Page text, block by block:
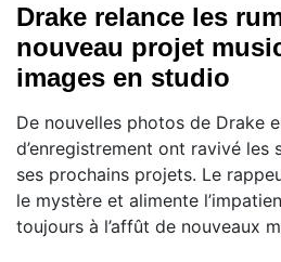
Drake relance les
nouveau projet
images en studio
De nouvelles photos de Drake
d’enregistrement ont ravivé les
ses prochains projets. Le
le mystère et alimente
toujours à l’affût de nouveaux